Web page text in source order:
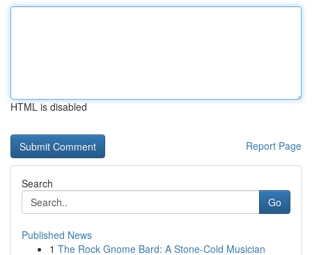
HTML is disabled
Report Page
Search
Go
Published News
1 The Rock Gnome Bard: A Stone-Cold Musician